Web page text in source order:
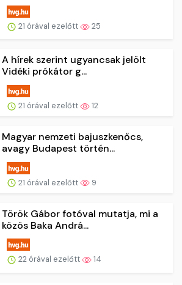
21 órával ezelőtt 25
A hírek szerint ugyancsak jelölt
Vidéki prókátor g...
21 órával ezelőtt 12
Magyar nemzeti bajuszkenőcs,
avagy Budapest történ...
21 órával ezelőtt 9
Török Gábor fotóval mutatja, mi a
közös Baka Andrá...
22 órával ezelőtt 14